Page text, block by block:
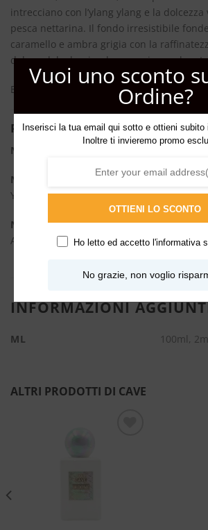
intrecciano con l’ylang ylang e la
pesca nettarina. Il fondo irresistibile
caramello e ambra grigia con la
del sandalo, lasciando una scia
Eleganza zuccherina e mai stucchevole.
Piramide olfattiva
Note di Testa: Latte, Cocco, Mandorla,
Note di Cuore:
Fiori Bianchi, Eliotropio,
Ylang, Pesca Nettarina
Note di Fondo:Vaniglia Bourbon,
Ambra Grigia, Fava Tonka, Legno di
INFORMAZIONI
ML 100ml,
ALTRI PRODOTTI DI CAVE
Vuoi uno sconto
Ordine?
Inserisci la tua email qui sotto e ottieni
Inoltre ti invieremo promo
OTTIENI LO SCONTO
Ho letto ed accetto l'informativa
No grazie, non voglio